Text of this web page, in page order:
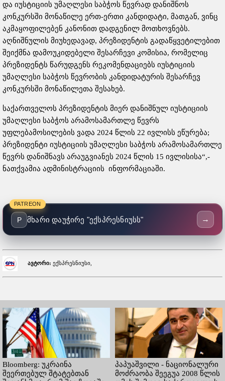
და იუსტიციის უმაღლესი საბჭოს წევრად დანიშნოს
კონკურსში მონაწილე ერთ-ერთი კანდიდატი, მათგან, ვინც
აკმაყოფილებენ კანონით დადგენილ მოთხოვნებს.
აღნიშნულის მიუხედავად, პრეზიდენტის გადაწყვეტილებით
შეიქმნა დამოუკიდებელი შესარჩევი კომისია, რომელიც
პრეზიდენტს წარუდგენს რეკომენდაციებს იუსტიციის
უმაღლესი საბჭოს წევრობის კანდიდატურის შესარჩევ
კონკურსში მონაწილეთა შესახებ.
საქართველოს პრეზიდენტის მიერ დანიშნულ იუსტიციის
უმაღლესი საბჭოს არამოსამართლე წევრს
უფლებამოსილების ვადა 2024 წლის 22 ივლისს ეწურება;
პრეზიდენტი იუსტიციის უმაღლესი საბჭოს არამოსამართლე
წევრს დანიშნავს არაუგვიანეს 2024 წლის 15 ივლისისა“,-
ნათქვამია ადმინისტრაციის ინფორმაციაში.
PATREON
P მხარი დაუჭირე "ექსპრესნიუსს" →
ავტორი: ექსპრესნიუსი,
Bloomberg: უკრაინა
შეერთებულ შტატებთან
პაპუაშვილი - ნაციონალური
მოძრაობა შეეგუა 2008 წლის